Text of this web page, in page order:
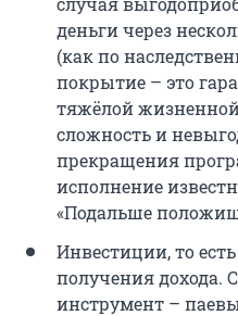
деньги через
(как по
покрытие – это
тяжёлой
сложность и
прекращения
исполнение
«Подальше
Инвестиции, то
получения дохода.
инструмент –